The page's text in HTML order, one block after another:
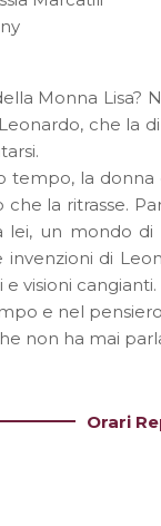
Monna Lisa?
che la
tempo, la
la ritrasse.
lei, un mondo
di
visioni
e nel
non ha mai
Orari